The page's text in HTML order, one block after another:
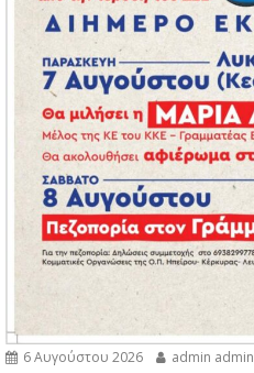
6 Αυγούστου 2026 admin admin